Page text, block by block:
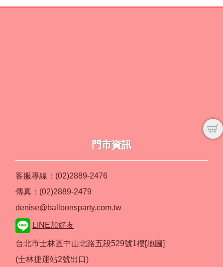
門市資訊
客服專線：(02)2889-2476
傳真：(02)2889-2479
denise@balloonsparty.com.tw
LINE加好友
台北市士林區中山北路五段529號1樓[地圖]
(士林捷運站2號出口)